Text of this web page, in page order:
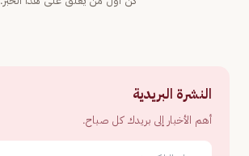
النشرة البريدية
أهم الأخبار إلى بريدك كل صباح.